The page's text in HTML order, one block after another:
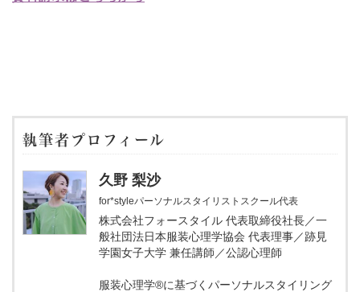
執筆者プロフィール
久野 梨沙
for*styleパーソナルスタイリストスクール代表
株式会社フォースタイル 代表取締役社長／一
般社団法日本服装心理学協会 代表理事／跡見
学園女子大学 兼任講師／公認心理師
服装心理学®に基づくパーソナルスタイリング